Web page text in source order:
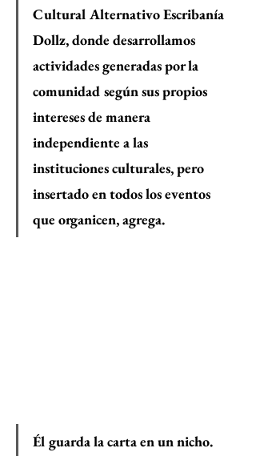
Cultural Alternativo Escribanía
Dollz, donde desarrollamos
actividades generadas por la
comunidad según sus propios
intereses de manera
independiente a las
instituciones culturales, pero
insertado en todos los eventos
que organicen, agrega.
Él guarda la carta en un nicho.